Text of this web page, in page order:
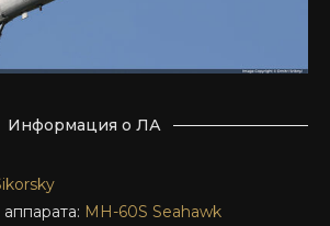
Информация о ЛА
MH-60S Seahawk